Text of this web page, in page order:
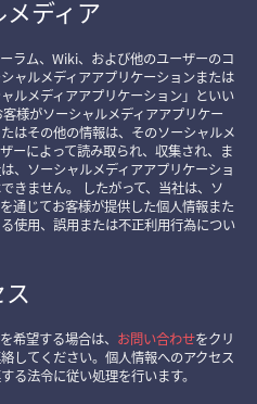
ディア
ラム、Wiki、および他のユーザーのコ
ャルメディアアプリケーションまたは
ルメディアアプリケーション」といい
様がソーシャルメディアアプリケー
はその他の情報は、そのソーシャルメ
ーによって読み取られ、収集され、ま
、ソーシャルメディアアプリケーショ
きません。 したがって、当社は、ソ
通じてお客様が提供した個人情報また
使用、誤用または不正利用行為につい
希望する場合は、 お問い合わせをクリ
してください。個人情報へのアクセス
る法令に従い処理を行います。